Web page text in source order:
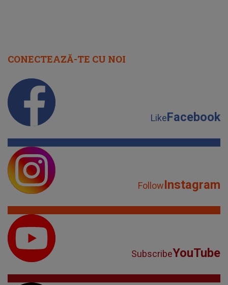
CONECTEAZĂ-TE CU NOI
LikeFacebook
FollowInstagram
SubscribeYouTube